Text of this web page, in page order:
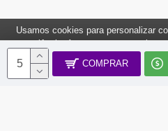
COMPRAR
Roupas no Atacado 2012-2022,
Usamos cookies para personalizar
experiência. Ao navegar neste site,
Política de Cookies.